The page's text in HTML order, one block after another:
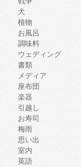
犬
植物
お風呂
調味料
ウェディング
書類
メディア
座布団
楽器
引越し
お寿司
梅雨
思い出
室内
英語